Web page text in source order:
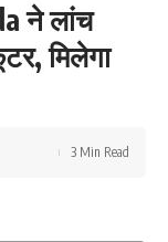
ने लांच
मिलेगा
3 Min Read